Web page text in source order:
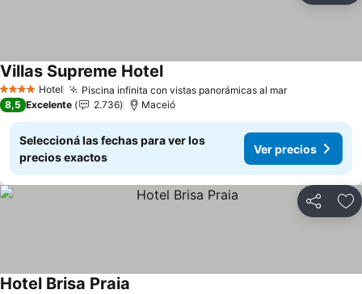
4 EstrellasHotel Piscina infinita con vistas panorámicas al marVer precios
Villas Supreme HotelVer precios
8,5 Excelente 2.736 Maceió
Seleccioná las fechas para ver los
precios exactos
Ver precios
Compartir
Hotel Brisa Praia